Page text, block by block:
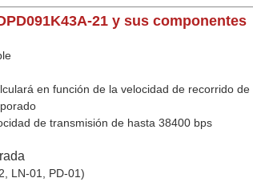
21 y sus componentes
en función de la velocidad de recorrido de
de transmisión de hasta 38400 bps
LN-01, PD-01)